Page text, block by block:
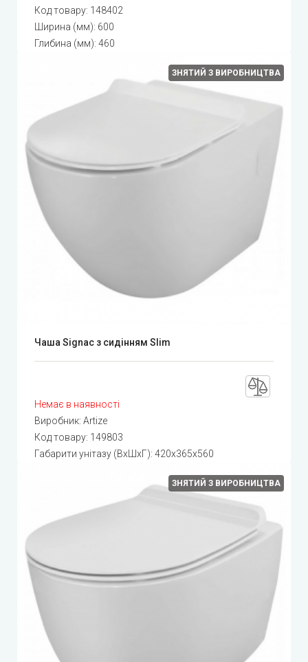
Код товару: 148402
Ширина (мм): 600
Глибина (мм): 460
ЗНЯТИЙ З ВИРОБНИЦТВА
Чаша Signac з сидінням Slim
Немає в наявності
Виробник: Artize
Код товару: 149803
Габарити унітазу (ВхШхГ): 420x365x560
ЗНЯТИЙ З ВИРОБНИЦТВА